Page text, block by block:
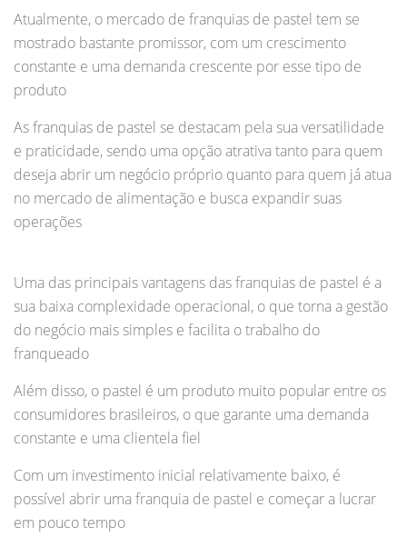
Atualmente, o mercado de franquias de pastel tem se
mostrado bastante promissor, com um crescimento
constante e uma demanda crescente por esse tipo de
produto
As franquias de pastel se destacam pela sua versatilidade
e praticidade, sendo uma opção atrativa tanto para quem
deseja abrir um negócio próprio quanto para quem já atua
no mercado de alimentação e busca expandir suas
operações
Uma das principais vantagens das franquias de pastel é a
sua baixa complexidade operacional, o que torna a gestão
do negócio mais simples e facilita o trabalho do
franqueado
Além disso, o pastel é um produto muito popular entre os
consumidores brasileiros, o que garante uma demanda
constante e uma clientela fiel
Com um investimento inicial relativamente baixo, é
possível abrir uma franquia de pastel e começar a lucrar
em pouco tempo